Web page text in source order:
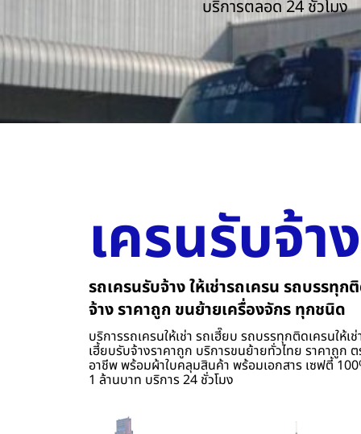
บริการตลอด 24 ชั่วโมง
เครนรับจ้าง
รถเครนรับจ้าง ให้เช่ารถเครน รถบรรทุก
จ้าง ราคาถูก ขนย้ายเครื่องจักร ทุกชนิด
บริการรถเครนให้เช่า รถเฮี๊ยบ รถบรรทุกติดเครนให้เ
เฮี้ยบรับจ้างราคาถูก บริการขนย้ายทั่วไทย ราคาถูก
อาชีพ พร้อมผ้าใบคลุมสินค้า พร้อมเอกสาร เซฟตี้
1 ล้านบาท บริการ 24 ชั่วโมง